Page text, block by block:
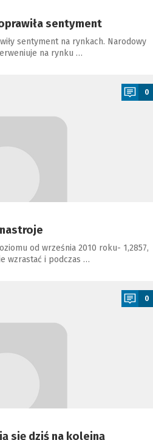
sentyment
sentyment na rynkach. Narodowy
na rynku …
0
od września 2010 roku- 1,2857,
wzrastać i podczas …
0
się dziś na kolejną